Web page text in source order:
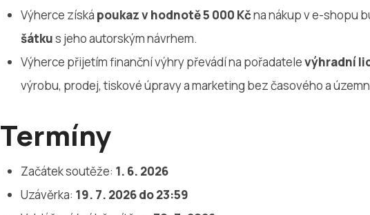
Výherce získá poukaz v hodnotě 5 000 Kčna nákup v e-shopu
šátkus jeho autorským návrhem.
Výherce přijetím finanční výhry převádí na pořadatelevýhradní
výrobu, prodej, tiskové úpravy a marketing bez časového a
Termíny
Začátek soutěže: 1. 6. 2026
Uzávěrka: 19. 7. 2026 do 23:59